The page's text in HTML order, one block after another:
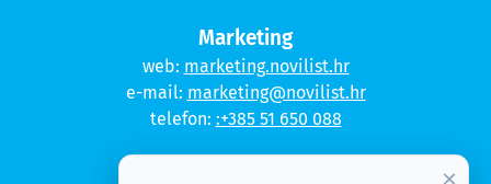
Marketing
web: marketing.novilist.hr
e-mail: marketing@novilist.hr
telefon: :+385 51 650 088